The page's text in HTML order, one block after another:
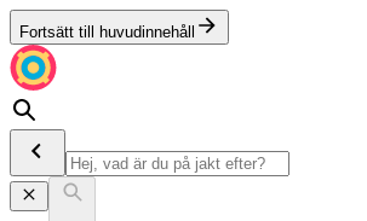
Fortsätt till huvudinnehåll